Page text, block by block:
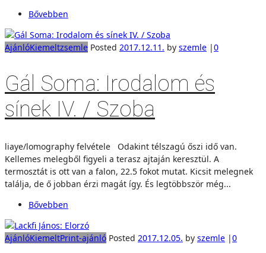
Bővebben
AjánlóKiemeltzsemle Posted 2017.12.11. by szemle |0
Gál Soma: Irodalom és
sínek IV. / Szoba
liaye/lomography felvétele Odakint télszagú őszi idő van.
Kellemes melegből figyeli a terasz ajtaján keresztül. A
termosztát is ott van a falon, 22.5 fokot mutat. Kicsit melegnek
találja, de ő jobban érzi magát így. És legtöbbször még...
Bővebben
AjánlóKiemeltPrint-ajánló Posted 2017.12.05. by szemle |0